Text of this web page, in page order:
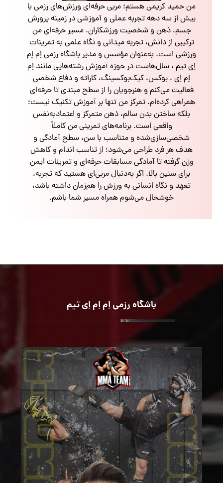
من حمید کریمی هستم؛ مربی حرفه‌ای ورزش‌های رزمی با
بیش از سه دهه تجربه عملی و آموزشی در زمینه پرورش
جسم، ذهن و شخصیت ورزشکاران. مسیر حرفه‌ای من
ترکیبی از دانش، تجربه میدانی و نگاه علمی به تمرینات
ورزشی است. به‌عنوان مؤسس و مدیر باشگاه رزمی اِم اِم
اِی تیم ، سال‌هاست در حوزه آموزش رشته‌هایی مانند اِم
اِم اِی ، بوکس، کیک‌بوکسینگ، کاراته و دفاع شخصی
فعالیت می‌کنم و هنرجویان را از سطح مبتدی تا حرفه‌ای
همراهی کرده‌ام. تمرکز من تنها بر آموزش تکنیک نیست؛
بلکه ساختن بدن سالم، ذهن متمرکز و اعتمادبه‌نفس
واقعی است. برنامه‌های تمرینی من کاملاً
شخصی‌سازی‌شده و متناسب با سن، سطح آمادگی و
هدف هر فرد طراحی می‌شود؛ از تناسب اندام و کاهش
وزن گرفته تا آمادگی مسابقات حرفه‌ای و تمرینات ایمن
برای سنین بالا. اگر به‌دنبال مربی‌ای هستید که تجربه،
تعهد و نگاه انسانی به ورزش را هم‌زمان داشته باشد،
خوشحال می‌شوم همراه مسیر شما باشم.
باشگاه رزمی اِم اِم اِی تیم